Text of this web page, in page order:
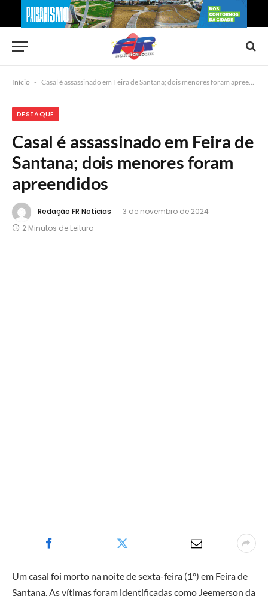
Início - Casal é assassinado em Feira de Santana; dois menores foram apreendidos
DESTAQUE
Casal é assassinado em Feira de
Santana; dois menores foram
apreendidos
Redação FR Notícias
3 de novembro de 2024
2 Minutos de Leitura
Um casal foi morto na noite de sexta-feira (1º) em Feira de
Santana. As vítimas foram identificadas como Jeemerson da